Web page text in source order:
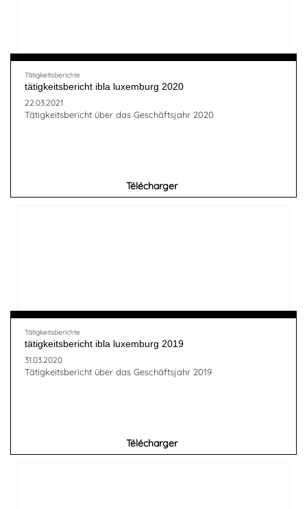
Tätigkeitsberichte
tätigkeitsbericht ibla luxemburg 2020
22.03.2021
Tätigkeitsbericht über das Geschäftsjahr 2020
Télécharger
Tätigkeitsberichte
tätigkeitsbericht ibla luxemburg 2019
31.03.2020
Tätigkeitsbericht über das Geschäftsjahr 2019
Télécharger